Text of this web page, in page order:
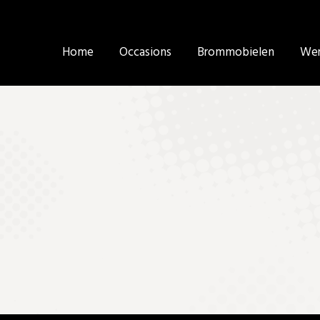
Home Occasions Brommobielen
Home Occasions Brommobielen